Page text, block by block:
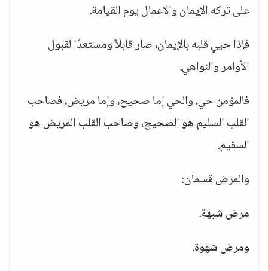
على تركه الإيمان والأعمال يوم القيامة.
فإذا حيي قلبه بالإيمان، صار قابلاً ومستعدًا لقبول
الأوامر والنواهي.
فالمؤمن حي، والحي إما صحيح، وإما مريض، فصاحب
القلب السليم هو الصحيح، وصاحب القلب المريض هو
السقيم.
والمرض قسمان:
مرض شبهة.
ومرض شهوة.